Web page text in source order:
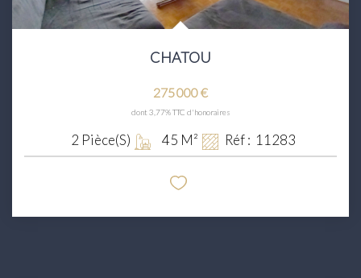
CHATOU
275 000 €
dont 3,77% TTC d'honoraires
2 Pièce(s) 45 M² Réf : 11283